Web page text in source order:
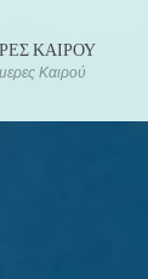
ΚΑΙΡΟΥ
Καιρού